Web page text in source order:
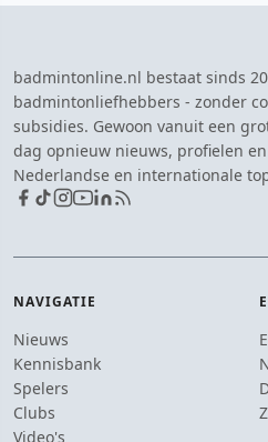
badmintonline.nl bestaat sinds
badmintonliefhebbers - zonder
subsidies. Gewoon vanuit een
dag opnieuw nieuws, profielen
Nederlandse en internationale
NAVIGATIE
Nieuws
Kennisbank
Spelers
Clubs
Video's